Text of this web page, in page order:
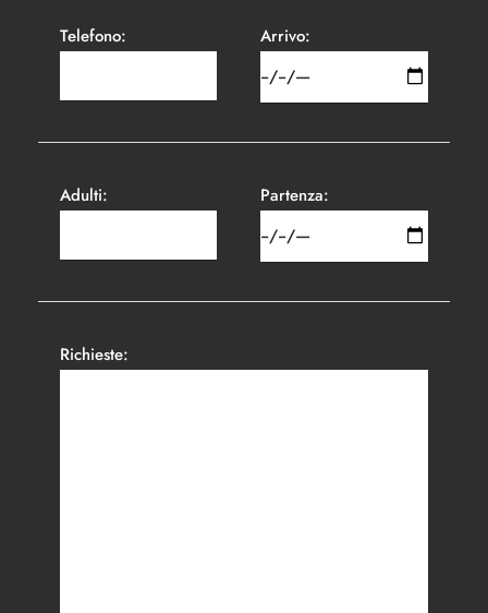
Telefono: Arrivo:
Adulti: Partenza:
Richieste: